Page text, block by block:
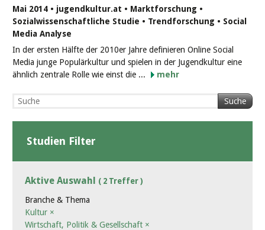
Mai 2014 • jugendkultur.at • Marktforschung •
Sozialwissenschaftliche Studie • Trendforschung • Social
Media Analyse
In der ersten Hälfte der 2010er Jahre definieren Online Social
Media junge Populärkultur und spielen in der Jugendkultur eine
ähnlich zentrale Rolle wie einst die ...
mehr
Suche
Studien Filter
Aktive Auswahl ( 2 Treffer )
Branche & Thema
Kultur ×
Wirtschaft, Politik & Gesellschaft ×